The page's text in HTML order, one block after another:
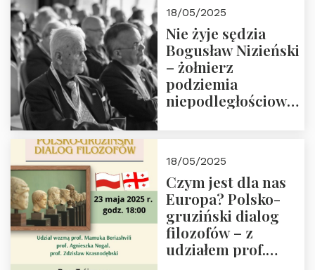
18/05/2025
Nie żyje sędzia
Bogusław Nizieński
– żołnierz
podziemia
niepodległościowego
społeczny, członek
Kapituły Nagrody
im. Prezydenta
Lecha
Kaczyńskiego.
Wielki autorytet.
18/05/2025
Czym jest dla nas
Europa? Polsko-
gruziński dialog
filozofów – z
udziałem prof.